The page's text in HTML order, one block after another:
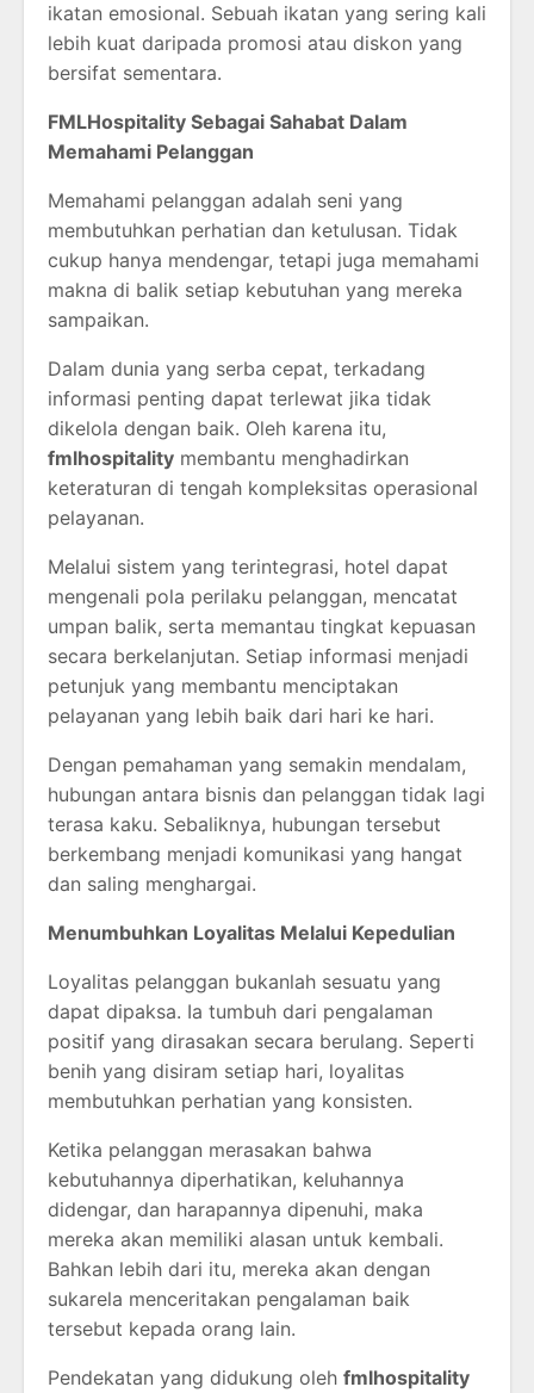
ikatan emosional. Sebuah ikatan yang sering kali
lebih kuat daripada promosi atau diskon yang
bersifat sementara.
FMLHospitality Sebagai Sahabat Dalam
Memahami Pelanggan
Memahami pelanggan adalah seni yang
membutuhkan perhatian dan ketulusan. Tidak
cukup hanya mendengar, tetapi juga memahami
makna di balik setiap kebutuhan yang mereka
sampaikan.
Dalam dunia yang serba cepat, terkadang
informasi penting dapat terlewat jika tidak
dikelola dengan baik. Oleh karena itu,
fmlhospitality membantu menghadirkan
keteraturan di tengah kompleksitas operasional
pelayanan.
Melalui sistem yang terintegrasi, hotel dapat
mengenali pola perilaku pelanggan, mencatat
umpan balik, serta memantau tingkat kepuasan
secara berkelanjutan. Setiap informasi menjadi
petunjuk yang membantu menciptakan
pelayanan yang lebih baik dari hari ke hari.
Dengan pemahaman yang semakin mendalam,
hubungan antara bisnis dan pelanggan tidak lagi
terasa kaku. Sebaliknya, hubungan tersebut
berkembang menjadi komunikasi yang hangat
dan saling menghargai.
Menumbuhkan Loyalitas Melalui Kepedulian
Loyalitas pelanggan bukanlah sesuatu yang
dapat dipaksa. Ia tumbuh dari pengalaman
positif yang dirasakan secara berulang. Seperti
benih yang disiram setiap hari, loyalitas
membutuhkan perhatian yang konsisten.
Ketika pelanggan merasakan bahwa
kebutuhannya diperhatikan, keluhannya
didengar, dan harapannya dipenuhi, maka
mereka akan memiliki alasan untuk kembali.
Bahkan lebih dari itu, mereka akan dengan
sukarela menceritakan pengalaman baik
tersebut kepada orang lain.
Pendekatan yang didukung oleh fmlhospitality